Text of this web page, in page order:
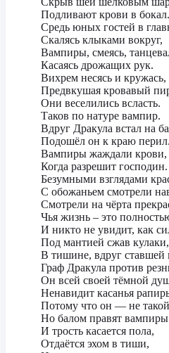
Подливают крови в бокал.
Средь юных гостей в
Скалясь клыками вокруг,
Вампиры, смеясь,
Касаясь дрожащих рук.
Вихрем несясь и кружась,
Предвкушая кровавый
Они веселились всласть.
Таков по натуре вампир.
Вдруг Дракула встал на
Подошёл он к краю перил.
Вампиры жаждали крови,
Когда разрешит господин.
Безумными взглядами
С обожаньем смотрели
Смотрели на чёрта
Чья жизнь – это
И никто не увидит, как
Под мантией сжав кулаки,
В тишине, вдруг ставшей
Граф Дракула против
Он всей своей тёмной
Ненавидит касанья
Потому что он — не
Но балом правят
И трость касается пола,
Отдаётся эхом в тиши,